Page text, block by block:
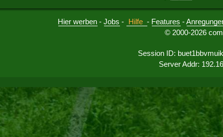
Hier werben -Jobs - Hilfe - Features -
© 2000-2026
Session ID:
Server Addr: